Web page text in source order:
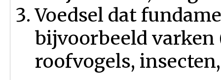
Voedsel dat
bijvoorbeeld varken
roofvogels,